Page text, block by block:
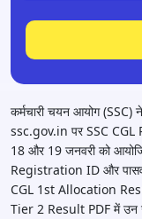
कर्मचारी चयन आयोग
ssc.gov.in पर SSC CGL
18 और 19 जनवरी को
Registration ID और
CGL 1st Allocation
Tier 2 Result PDF में उन